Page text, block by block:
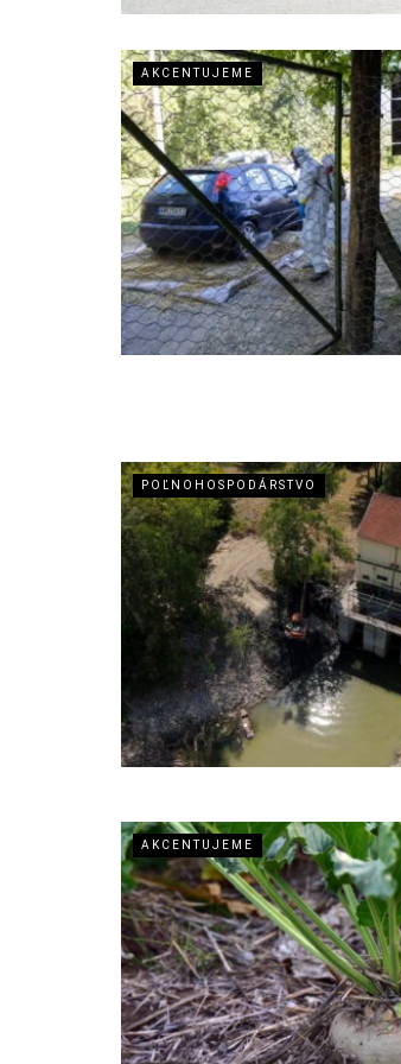
AKCENTUJEME
POĽNOHOSPODÁRSTVO
AKCENTUJEME